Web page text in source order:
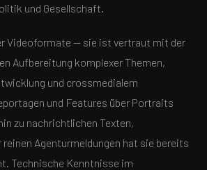
und Gesellschaft.
Videoformate — sie ist vertraut mit der
Aufbereitung komplexer Themen,
und crossmedialem
und Features über Portraits
zu nachrichtlichen Texten,
Agenturmeldungen hat sie bereits
Technische Kenntnisse im